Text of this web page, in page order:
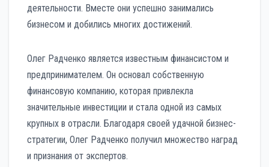
деятельности. Вместе они успешно занимались
бизнесом и добились многих достижений.
Олег Радченко является известным финансистом и
предпринимателем. Он основал собственную
финансовую компанию, которая привлекла
значительные инвестиции и стала одной из самых
крупных в отрасли. Благодаря своей удачной бизнес-
стратегии, Олег Радченко получил множество наград
и признания от экспертов.